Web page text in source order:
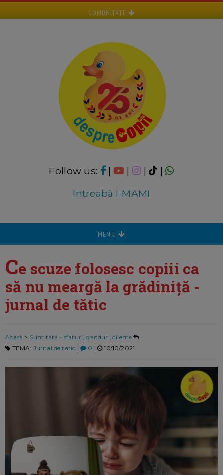
COMUNITATE
Follow us: | | |
|
Intreabă I-MAMI
MENIU
Ce scuze folosesc copiii ca
să nu meargă la grădiniță -
jurnal de tătic
Acasa > Sunt tata - sfaturi, ganduri, dileme
TEMA: Jurnal de tatic | 0 | 10/10/2021